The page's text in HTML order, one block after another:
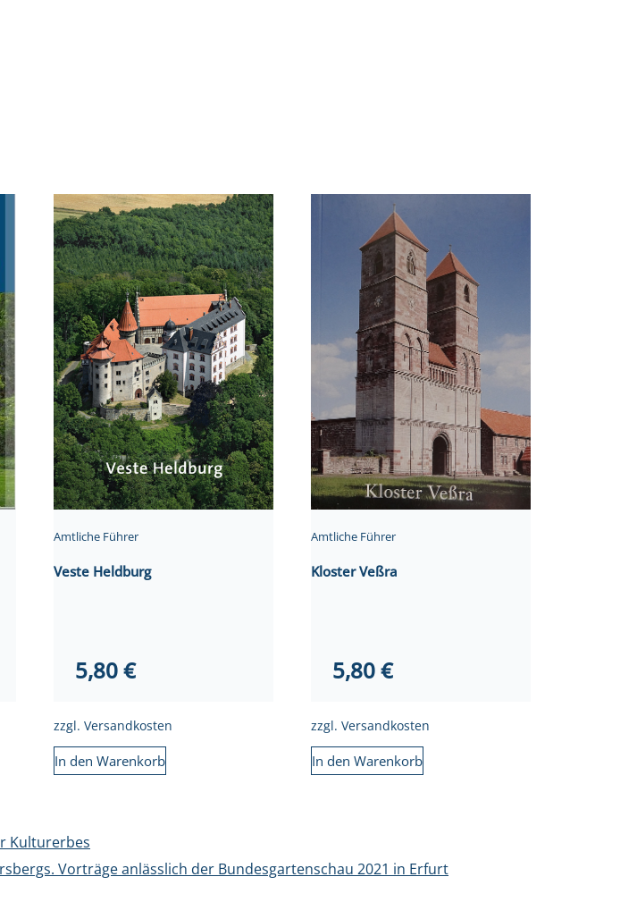
Amtliche Führer
Veste Heldburg
5,80€
zzgl. Versandkosten
In den Warenkorb
Amtliche Führer
Kloster Veßra
5,80€
zzgl.Versandkosten
In den Warenkorb
Kulturerbes
Vorträge anlässlich der Bundesgartenschau 2021 in Erfurt